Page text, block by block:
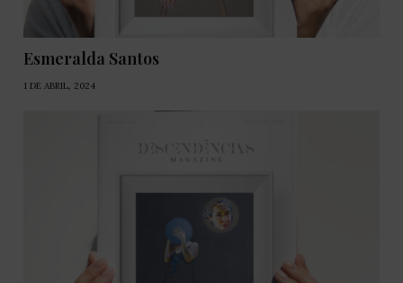
Esmeralda Santos
1 DE ABRIL, 2024